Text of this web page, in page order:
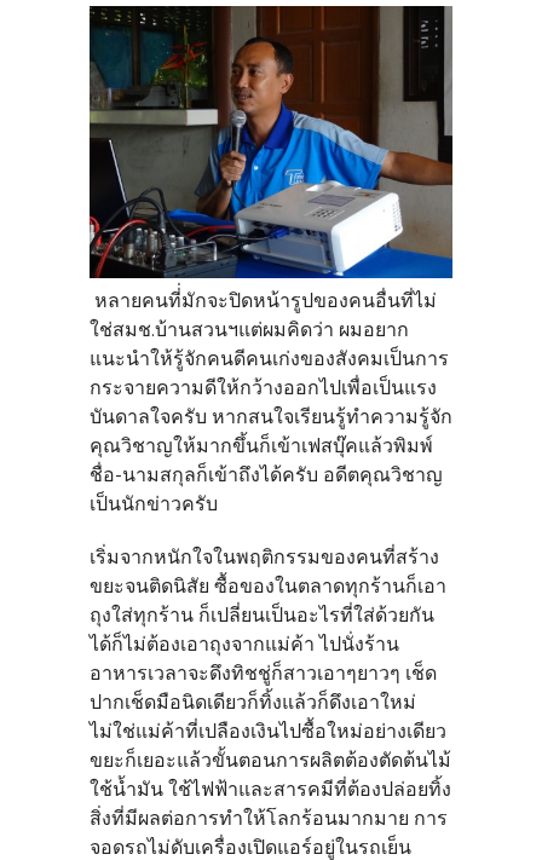
หลายคนที่่มักจะปิดหน้ารูปของคนอื่นที่ไม่
ใช่สมช.บ้านสวนฯแต่ผมคิดว่า ผมอยาก
แนะนำให้รู้จักคนดีคนเก่งของสังคมเป็นการ
กระจายความดีให้กว้างออกไปเพื่อเป็นแรง
บันดาลใจครับ หากสนใจเรียนรู้ทำความรู้จัก
คุณวิชาญให้มากขึ้นก็เข้าเฟสบุ๊คแล้วพิมพ์
ชื่อ-นามสกุลก็เข้าถึงได้ครับ อดีตคุณวิชาญ
เป็นนักข่าวครับ
เริ่มจากหนักใจในพฤติกรรมของคนที่สร้าง
ขยะจนติดนิสัย ซื้อของในตลาดทุกร้านก็เอา
ถุงใส่ทุกร้าน ก็เปลี่ยนเป็นอะไรที่ใส่ด้วยกัน
ได้ก็ไม่ต้องเอาถุงจากแม่ค้า ไปนั่งร้าน
อาหารเวลาจะดึงทิชชู่ก็สาวเอาๆยาวๆ เช็ด
ปากเช็ดมือนิดเดียวก็ทิ้งแล้วก็ดึงเอาใหม่
ไม่ใช่แม่ค้าที่เปลืองเงินไปซื้อใหม่อย่างเดียว
ขยะก็เยอะแล้วขั้นตอนการผลิตต้องตัดต้นไม้
ใช้น้ำมัน ใช้ไฟฟ้าและสารคมีที่ต้องปล่อยทิ้ง
สิ่งที่มีผลต่อการทำให้โลกร้อนมากมาย การ
จอดรถไม่ดับเครื่องเปิดแอร์อยู่ในรถเย็น